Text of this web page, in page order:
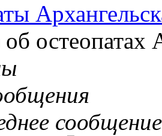
остеопатах
сообщение